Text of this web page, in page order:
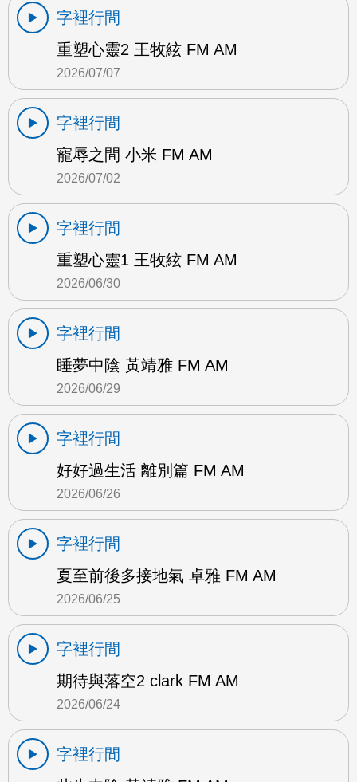
字裡行間
重塑心靈2 王牧絃 FM AM
2026/07/07
字裡行間
寵辱之間 小米 FM AM
2026/07/02
字裡行間
重塑心靈1 王牧絃 FM AM
2026/06/30
字裡行間
睡夢中陰 黃靖雅 FM AM
2026/06/29
字裡行間
好好過生活 離別篇 FM AM
2026/06/26
字裡行間
夏至前後多接地氣 卓雅 FM AM
2026/06/25
字裡行間
期待與落空2 clark FM AM
2026/06/24
字裡行間